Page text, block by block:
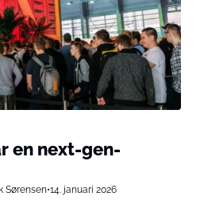
en next-gen-
Sørensen•14. januari 2026